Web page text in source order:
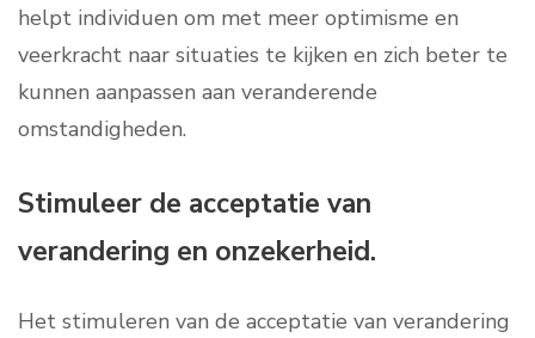
helpt individuen om met meer optimisme en
veerkracht naar situaties te kijken en zich beter te
kunnen aanpassen aan veranderende
omstandigheden.
Stimuleer de acceptatie van
verandering en onzekerheid.
Het stimuleren van de acceptatie van verandering